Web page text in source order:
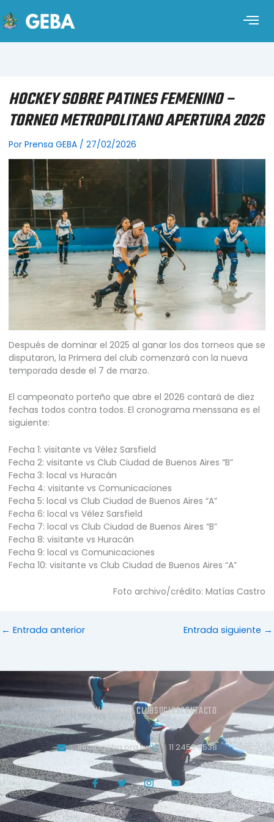
HOCKEY SOBRE PATINES FEMENINO –
TORNEO METROPOLITANO APERTURA 2026
Por Prensa GEBA / 27/02/2026
Después de dominar el 2025 al ganar los dos torneos que se
disputaron, la Primera del club comenzará con la nueva
temporada desde el 7 de marzo.
El campeonato porteño que abre el 2026 contará de diez
fechas todos contra todos. El cronograma menssana es el
siguiente:
Fecha 1: visitante vs Vélez Sarsfield
Fecha 2: visitante vs Club Ciudad de Buenos Aires “B”
Fecha 3: local vs Huracán
Fecha 4: visitante vs Comunicaciones
Fecha 5: local vs Club Ciudad de Buenos Aires “A”
Fecha 6: local vs Vélez Sarsfield
Fecha 7: local vs Club Ciudad de Buenos Aires “B”
Fecha 8: visitante vs Huracán
Fecha 9: local vs Comunicaciones
Fecha 10: visitante vs Club Ciudad de Buenos Aires “A”
Foto archivo/crédito: Matías Castro
← Entrada anterior Entrada siguiente →
INICIOACTIVIDADES EL CLUBSOCIOSCONTACTO
info@geba.org.ar 11 2458.3538
J
k
i
-
f
T
w
i
t
t
J
k
i
-
i
Y
o
u
t
u